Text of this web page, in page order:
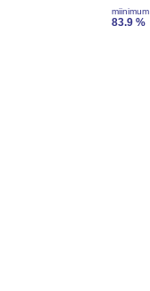
miinimum
83.9 %